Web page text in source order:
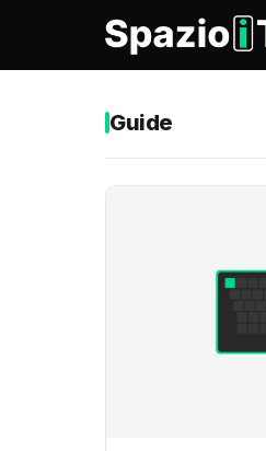
Guide